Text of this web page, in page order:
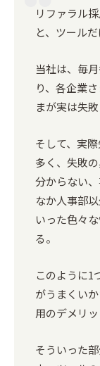
リファラル
と、ツール
当社は、毎
り、各企業
まが実は失敗
そして、実
多く、失敗
分からない
なか人事部
いった色々
る。
このように1
がうまくい
用のデメリッ
そういった